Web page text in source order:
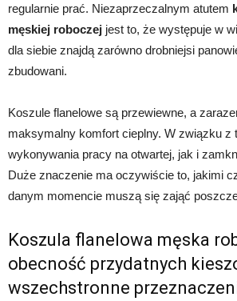
regularnie prać. Niezaprzeczalnym atutem
męskiej roboczej jest to, że występuje w
dla siebie znajdą zarówno drobniejsi
zbudowani.
Koszule flanelowe są przewiewne, a
maksymalny komfort cieplny. W związku z
wykonywania pracy na otwartej, jak i
Duże znaczenie ma oczywiście to, jakimi
danym momencie muszą się zająć
Koszula flanelowa męska
obecność przydatnych
wszechstronne